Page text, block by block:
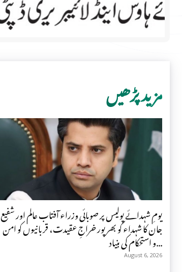
مزید پڑھیں
یومِ شہدائے پولیس پر صوبائی وزراء آفتاب عالم اور شفیع
جان کا شہداء کو بھرپور خراجِ عقیدت، قربانیوں کو امن
و استحکام کی بنیاد...
August 6, 2026